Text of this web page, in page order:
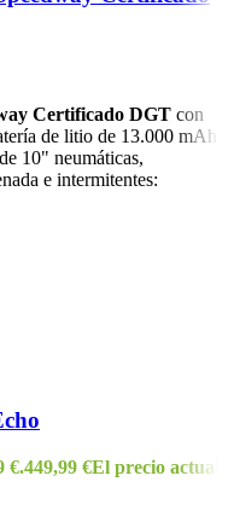
Certificado DGT con
de litio de 13.000 mAh
10" neumáticas,
e intermitentes:
€.449,99 €El precio actual